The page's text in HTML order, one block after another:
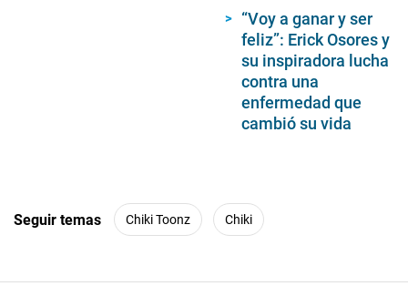
“Voy a ganar y ser
feliz”: Erick Osores y
su inspiradora lucha
contra una
enfermedad que
cambió su vida
Seguir temas Chiki Toonz Chiki